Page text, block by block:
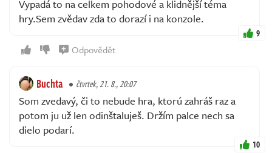
Vypadá to na celkem pohodové a klidnější téma
hry.Sem zvědav zda to dorazí i na konzole.
9
Odpovědět
Buchta čtvrtek, 21. 8., 20:07
Som zvedavý, či to nebude hra, ktorú zahráš raz a
potom ju už len odinštaluješ. Držím palce nech sa
dielo podarí.
10